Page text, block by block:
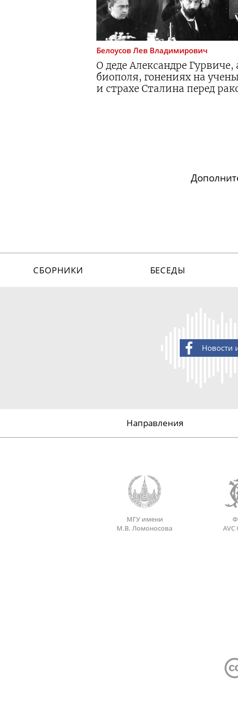
БелоусовЛев Владимирович
О деде Александре Гурвиче,
биополя, гонениях на
и страхе Сталина перед
СБОРНИКИ БЕСЕДЫ
Новости
Направления
МГУ имени
М.В. Ломоносова